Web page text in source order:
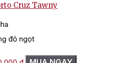
Cruz Tawny
đỏ ngọt
Giá